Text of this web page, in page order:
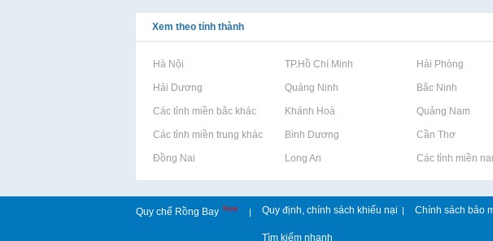
Xem theo tỉnh thành
Rao vặt tại Hà Nội Rao vặt tại TP.Hồ Chí Minh Rao vặt tại Hải Phòng
Rao vặt tại Hải Dương Rao vặt tại Quảng Ninh Rao vặt tại Bắc Ninh
Rao vặt tại Các tỉnh miền bắc khácRao vặt tại Khánh Hoà Rao vặt tại Quảng Nam
Rao vặt tại Các tỉnh miền trung khácRao vặt tại Bình Dương Rao vặt tại Cần Thơ
Rao vặt tại Đồng Nai Rao vặt tại Long An Rao vặt tại Các tỉnh miền
Quy chế Rồng Bay New | Quy định, chính sách khiếu nại | Chính sách bảo
Tìm kiếm nhanh